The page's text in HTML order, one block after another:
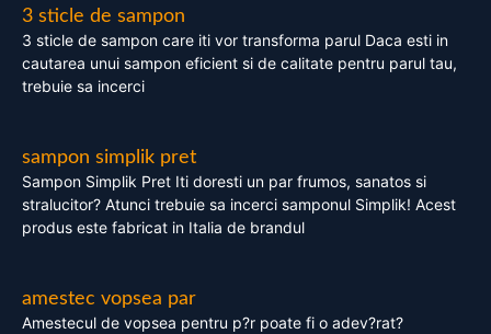
3 sticle de sampon
3 sticle de sampon care iti vor transforma parul Daca esti in
cautarea unui sampon eficient si de calitate pentru parul tau,
trebuie sa incerci
sampon simplik pret
Sampon Simplik Pret Iti doresti un par frumos, sanatos si
stralucitor? Atunci trebuie sa incerci samponul Simplik! Acest
produs este fabricat in Italia de brandul
amestec vopsea par
Amestecul de vopsea pentru p?r poate fi o adev?rat?